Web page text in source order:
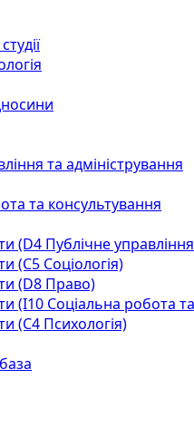
та адміністрування
та консультування
(D4 Публічне
(С5 Соціологія)
(D8 Право)
(I10 Соціальна робота
(С4 Психологія)